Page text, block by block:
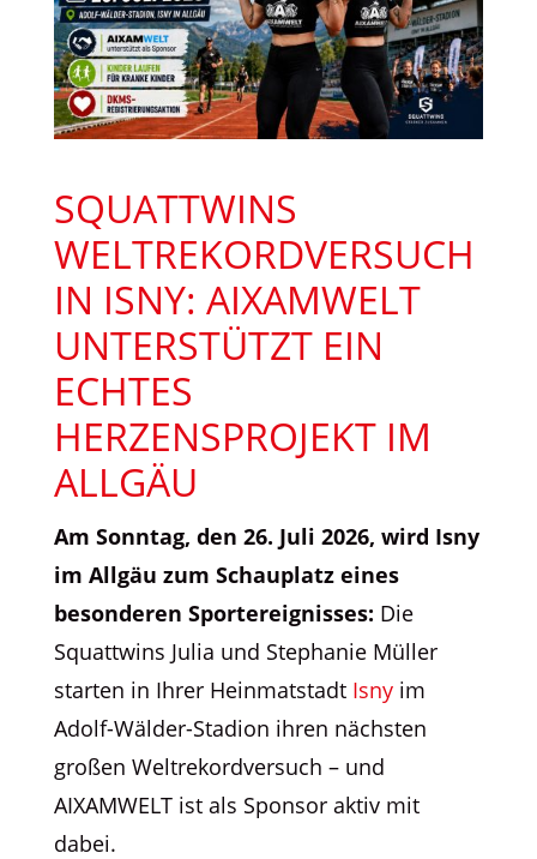
SQUATTWINS
WELTREKORDVERSUCH
IN ISNY: AIXAMWELT
UNTERSTÜTZT EIN
ECHTES
HERZENSPROJEKT IM
ALLGÄU
Am Sonntag, den 26. Juli 2026, wird Isny
im Allgäu zum Schauplatz eines
besonderen Sportereignisses: Die
Squattwins Julia und Stephanie Müller
starten in Ihrer Heinmatstadt Isnyim
Adolf-Wälder-Stadion ihren nächsten
großen Weltrekordversuch – und
AIXAMWELT ist als Sponsor aktiv mit
dabei.